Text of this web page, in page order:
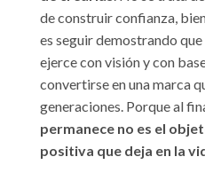
de construir confianza,
es seguir demostrando
ejerce con visión y con
convertirse en una marca
generaciones. Porque al
permanece no es el
positiva que deja en la